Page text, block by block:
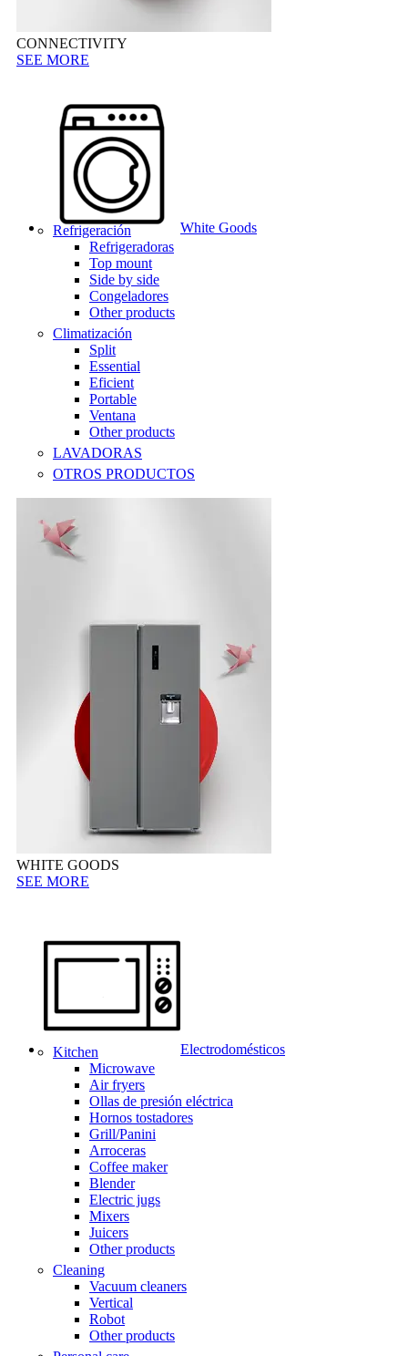
CONNECTIVITY
SEE MORE
White Goods
Refrigeración
Refrigeradoras
Top mount
Side by side
Congeladores
Other products
Climatización
Split
Essential
Eficient
Portable
Ventana
Other products
LAVADORAS
OTROS PRODUCTOS
WHITE GOODS
SEE MORE
Electrodomésticos
Kitchen
Microwave
Air fryers
Ollas de presión eléctrica
Hornos tostadores
Grill/Panini
Arroceras
Coffee maker
Blender
Electric jugs
Mixers
Juicers
Other products
Cleaning
Vacuum cleaners
Vertical
Robot
Other products